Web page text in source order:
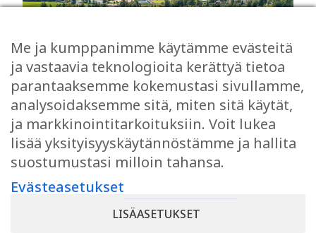
Hotel Kurikka
Me ja kumppanimme käytämme evästeitä
ja vastaavia teknologioita kerättyä tietoa
parantaaksemme kokemustasi sivullamme,
analysoidaksemme sitä, miten sitä käytät,
ja markkinointitarkoituksiin. Voit lukea
lisää yksityisyyskäytännöstämme ja hallita
suostumustasi milloin tahansa.
Evästeasetukset
LISÄASETUKSET